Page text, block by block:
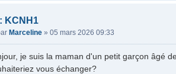
KCNH1
Marceline» 05 mars 2026 09:33
je suis la maman d'un petit garçon âgé
vous échanger?